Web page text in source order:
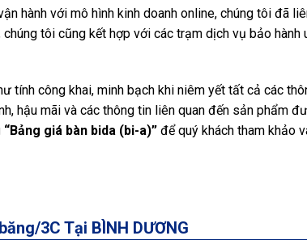
hành với mô hình kinh doanh online, chúng tôi đã
tôi cũng kết hợp với các trạm dịch vụ bảo hành
tính công khai, minh bạch khi niêm yết tất cả các
hậu mãi và các thông tin liên quan đến sản phẩm
“Bảng giá bàn bida (bi-a)” để quý khách tham khảo
3C Tại BÌNH DƯƠNG